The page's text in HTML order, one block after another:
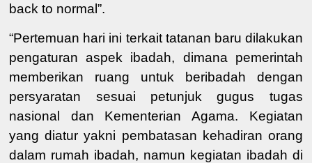
back to normal”.
“Pertemuan hari ini terkaittatanan baru dilakukan
pengaturan aspek ibadah, dimana pemerintah
memberikan ruang untuk beribadah dengan
persyaratan sesuai petunjukgugus tugas
nasional
dan Kementerian Agama.
Kegiatan
yang diatur yakni pembatasan kehadiran orang
dalam rumah ibadah, namun kegiatan ibadah di